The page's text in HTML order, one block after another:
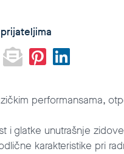
performansama,
i glatke unutrašnje
karakteristike pri